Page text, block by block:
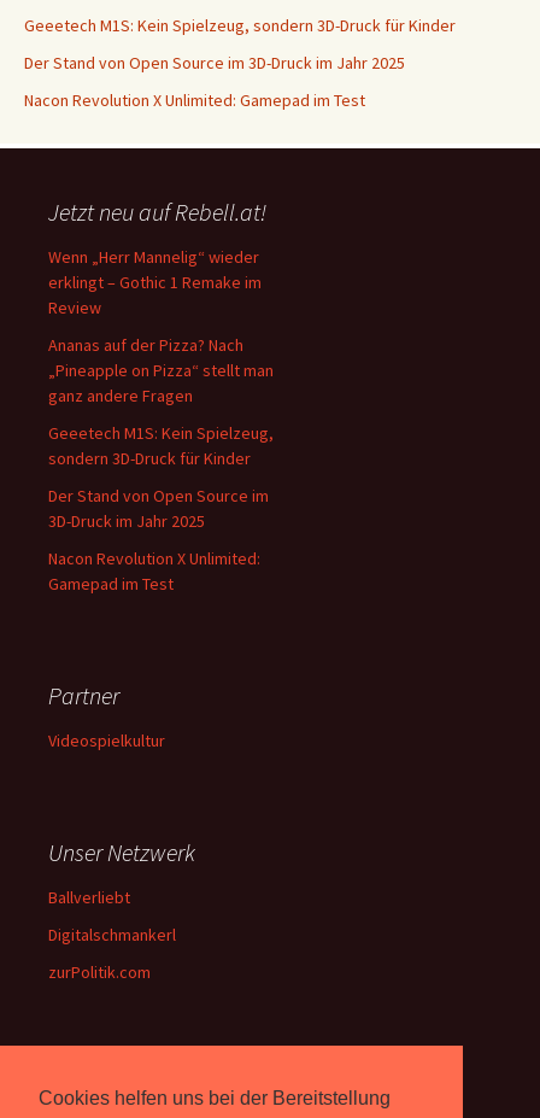
Cookies helfen uns bei der Bereitstellung
Geeetech M1S: Kein Spielzeug, sondern 3D-Druck für Kinder
Der Stand von Open Source im 3D-Druck im Jahr 2025
Nacon Revolution X Unlimited: Gamepad im Test
Jetzt neu auf Rebell.at!
Wenn „Herr Mannelig“ wieder
erklingt – Gothic 1 Remake im
Review
Ananas auf der Pizza? Nach
„Pineapple on Pizza“ stellt man
ganz andere Fragen
Geeetech M1S: Kein Spielzeug,
sondern 3D-Druck für Kinder
Der Stand von Open Source im
3D-Druck im Jahr 2025
Nacon Revolution X Unlimited:
Gamepad im Test
Partner
Videospielkultur
Unser Netzwerk
Ballverliebt
Digitalschmankerl
zurPolitik.com
Über Uns